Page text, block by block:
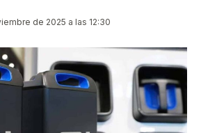
de 2025 a las 12:30